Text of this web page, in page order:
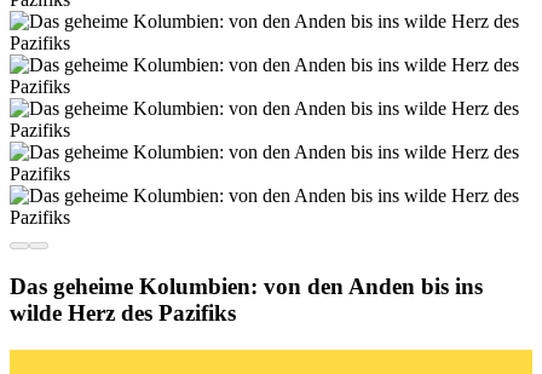
Das geheime Kolumbien: von den Anden bis ins
wilde Herz des Pazifiks